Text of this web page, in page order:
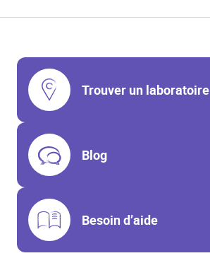
Trouver un laboratoire
Blog
Besoin d’aide